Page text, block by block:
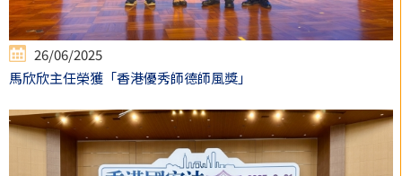
26/06/2025
馬欣欣主任榮獲「香港優秀師德師風獎」